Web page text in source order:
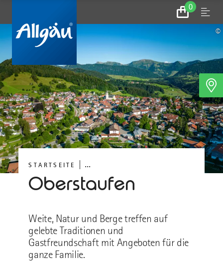
0
Zum
Warenkorb
Menu
©
STARTSEITE ...
Oberstaufen
Weite, Natur und Berge treffen auf
gelebte Traditionen und
Gastfreundschaft mit Angeboten für die
ganze Familie.